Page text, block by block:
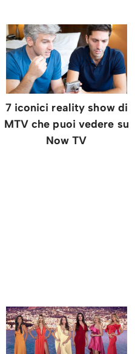
7 iconici reality show di
MTV che puoi vedere su
Now TV